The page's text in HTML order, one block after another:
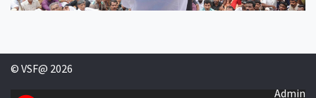
© VSF@ 2026
Admin